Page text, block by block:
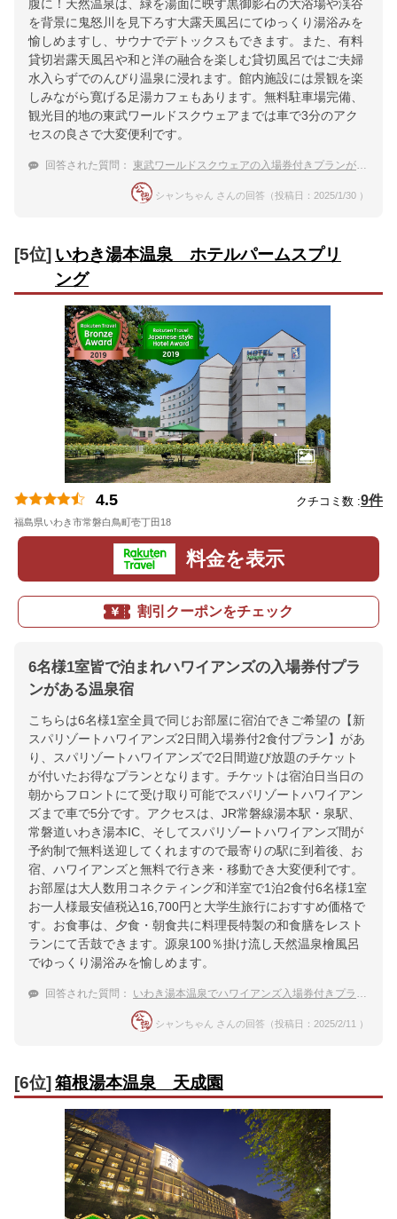
腹に！天然温泉は、緑を湯面に映す黒御影石の大浴場や渓谷
を背景に鬼怒川を見下ろす大露天風呂にてゆっくり湯浴みを
愉しめますし、サウナでデトックスもできます。また、有料
貸切岩露天風呂や和と洋の融合を楽しむ貸切風呂ではご夫婦
水入らずでのんびり温泉に浸れます。館内施設には景観を楽
しみながら寛げる足湯カフェもあります。無料駐車場完備、
観光目的地の東武ワールドスクウェアまでは車で3分のアク
セスの良さで大変便利です。
回答された質問： 東武ワールドスクウェアの入場券付きプランがある鬼怒川温泉のおすすめ宿を教えて
シャンちゃん さんの回答（投稿日：2025/1/30 ）
[5位] いわき湯本温泉 ホテルパームスプリ
ング
4.5 クチコミ数 :9件
福島県いわき市常磐白鳥町壱丁田18
料金を表示
割引クーポンをチェック
6名様1室皆で泊まれハワイアンズの入場券付プラ
ンがある温泉宿
こちらは6名様1室全員で同じお部屋に宿泊できご希望の【新
スパリゾートハワイアンズ2日間入場券付2食付プラン】があ
り、スパリゾートハワイアンズで2日間遊び放題のチケット
が付いたお得なプランとなります。チケットは宿泊日当日の
朝からフロントにて受け取り可能でスパリゾートハワイアン
ズまで車で5分です。アクセスは、JR常磐線湯本駅・泉駅、
常磐道いわき湯本IC、そしてスパリゾートハワイアンズ間が
予約制で無料送迎してくれますので最寄りの駅に到着後、お
宿、ハワイアンズと無料で行き来・移動でき大変便利です。
お部屋は大人数用コネクティング和洋室で1泊2食付6名様1室
お一人様最安値税込16,700円と大学生旅行におすすめ価格で
す。お食事は、夕食・朝食共に料理長特製の和食膳をレスト
ランにて舌鼓できます。源泉100％掛け流し天然温泉檜風呂
でゆっくり湯浴みを愉しめます。
回答された質問： いわき湯本温泉でハワイアンズ入場券付きプランのあるコスパのいい宿は？
シャンちゃん さんの回答（投稿日：2025/2/11 ）
[6位] 箱根湯本温泉 天成園